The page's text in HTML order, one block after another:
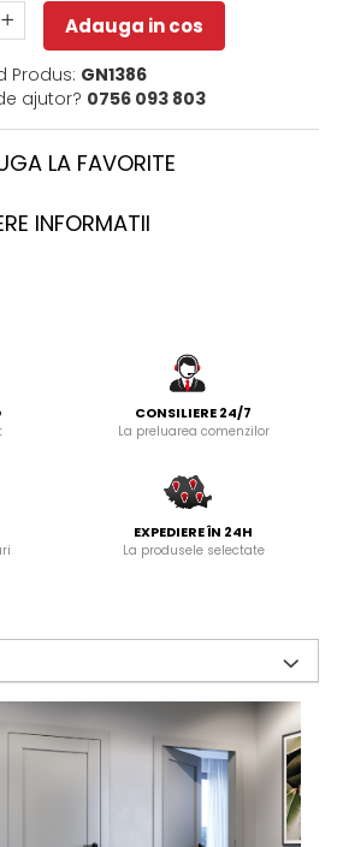
Adauga in cos
Produs: GN1386
ajutor? 0756 093 803
LA FAVORITE
INFORMATII
CONSILIERE 24/7
La preluarea comenzilor
EXPEDIERE ÎN 24H
La produsele selectate